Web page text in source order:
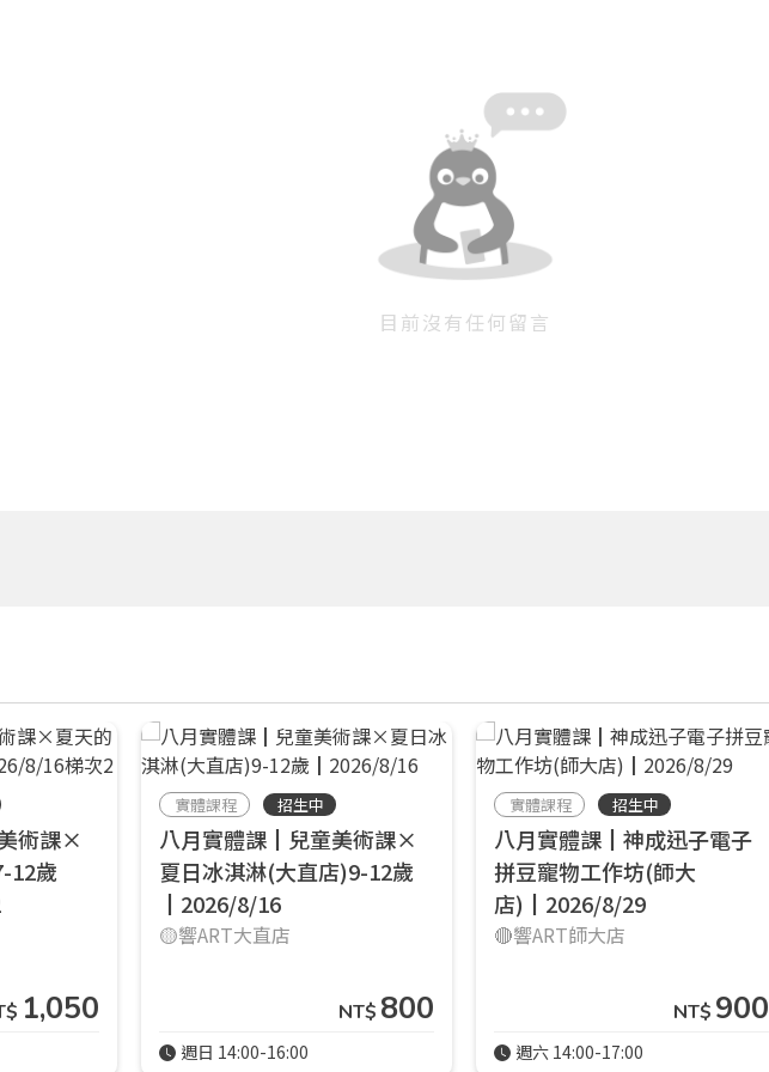
目前沒有任何留言
術課×
12歲
1,050
實體課程 招生中
八月實體課┃兒童美術課×
夏日冰淇淋(大直店)9-12歲
┃2026/8/16
🟡響ART大直店
NT$ 800
週日 14:00-16:00
實體課程 招生中
八月實體課┃神成迅子電子
拼豆寵物工作坊(師大
店)┃2026/8/29
🔴響ART師大店
NT$ 900
週六 14:00-17:00